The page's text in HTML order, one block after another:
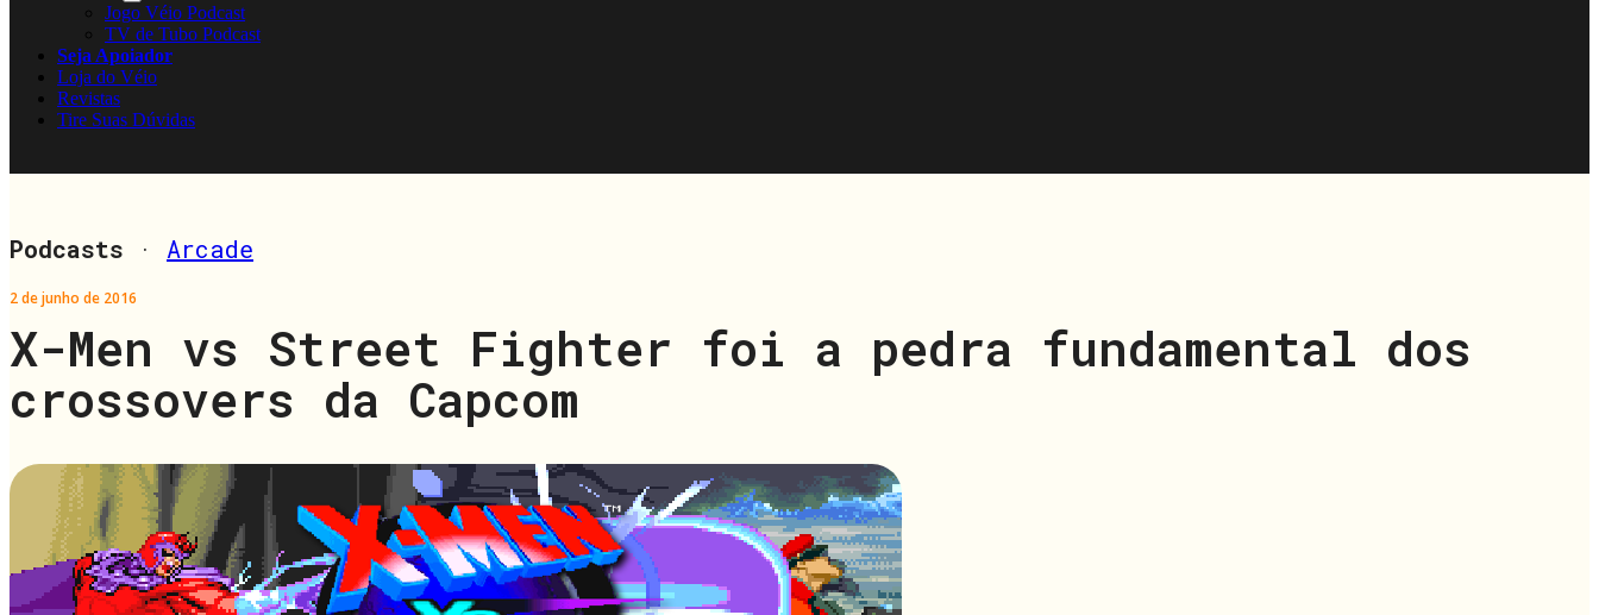
Jogo Véio Podcast
TV de Tubo Podcast
Seja Apoiador
Loja do Véio
Revistas
Tire Suas Dúvidas
Podcasts · Arcade
2 de junho de 2016
X-Men vs Street Fighter foi a pedra fundamental dos
crossovers da Capcom